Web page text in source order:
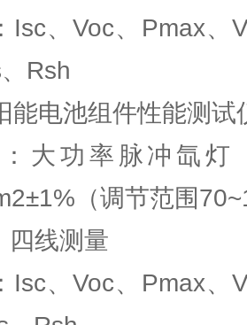
Isc、Voc、Pmax、
Rsh
能电池组件性能测试
大功率脉冲氙灯
（调节范围
四线测量
Isc、Voc、Pmax、